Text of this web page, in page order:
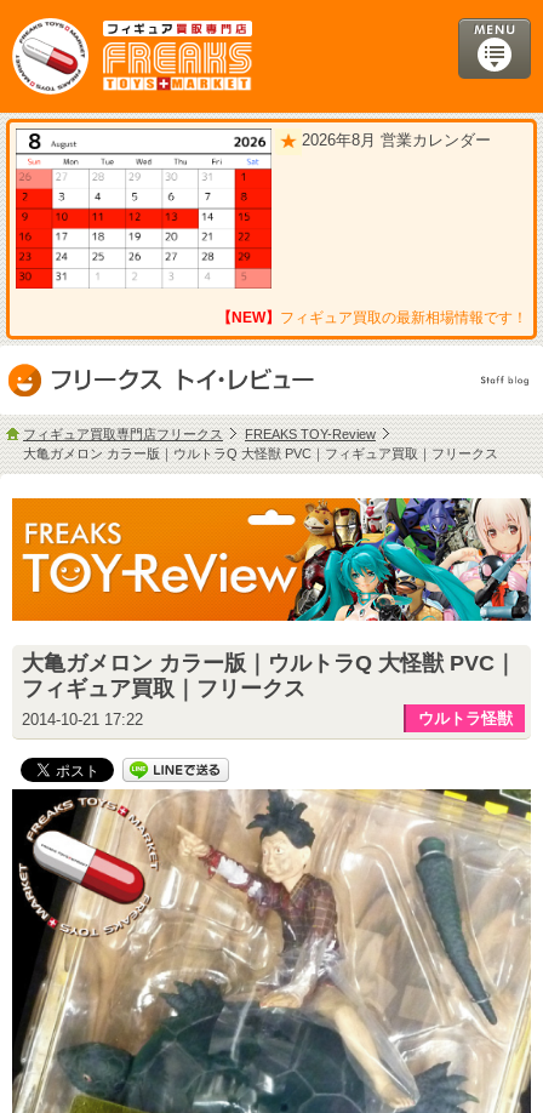
2026年8月 営業カレンダー
【NEW】 フィギュア買取の最新相場情報です！
フィギュア買取専門店フリークス
FREAKS TOY-Review
大亀ガメロン カラー版｜ウルトラQ 大怪獣 PVC｜フィギュア買取｜フリークス
大亀ガメロン カラー版｜ウルトラQ 大怪獣 PVC｜
フィギュア買取｜フリークス
2014-10-21 17:22 ウルトラ怪獣